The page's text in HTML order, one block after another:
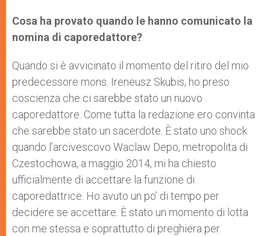
Cosa ha provato quando le hanno comunicato la
nomina di caporedattore?
Quando si è avvicinato il momento del ritiro del mio
predecessore mons. Ireneusz Skubis, ho preso
coscienza che ci sarebbe stato un nuovo
caporedattore. Come tutta la redazione ero convinta
che sarebbe stato un sacerdote. È stato uno shock
quando l’arcivescovo Waclaw Depo, metropolita di
Czestochowa, a maggio 2014, mi ha chiesto
ufficialmente di accettare la funzione di
caporedattrice. Ho avuto un po’ di tempo per
decidere se accettare. È stato un momento di lotta
con me stessa e soprattutto di preghiera per